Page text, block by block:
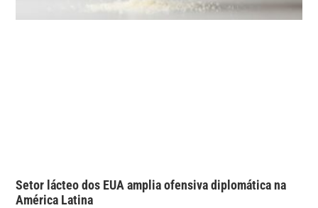
Setor lácteo dos EUA amplia ofensiva diplomática na
América Latina